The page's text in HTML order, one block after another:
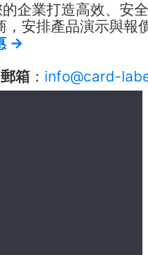
企業打造高效、安
，安排產品演示與報
→
郵箱 ： info@card-